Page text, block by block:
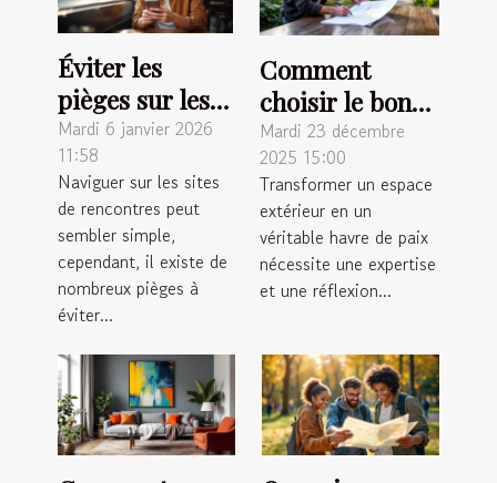
Éviter les
pièges sur les
sites de
rencontres :
conseils
pratiques
Mardi 6 janvier 2026
11:58
Naviguer sur les sites
de rencontres peut
sembler simple,
cependant, il existe de
nombreux pièges à
éviter...
Comment
choisir le bon
paysagiste pour
métamorphoser
votre espace
extérieur ?
Mardi 23 décembre
2025 15:00
Transformer un espace
extérieur en un
véritable havre de paix
nécessite une expertise
et une réflexion...